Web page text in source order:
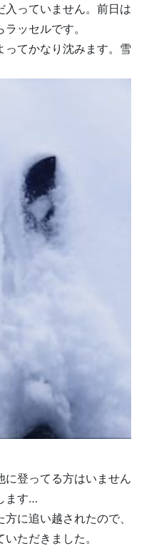
入っていません。前日は
ッセルです。
ってかなり沈みます。雪
に登ってる方はいません
ます…
に追い越されたので、
ただきました。